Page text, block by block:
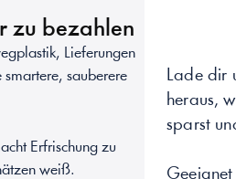
FÜR HOTELS
zu bezahlen
Lieferungen
sauberere
Erfrischung zu
weiß.
Lade dir
heraus,
sparst